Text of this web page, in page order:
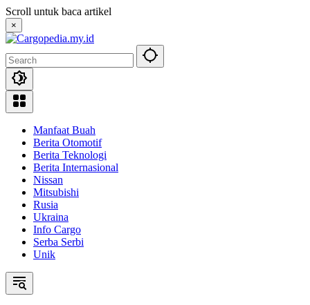
Skip
to
content
Scroll untuk baca artikel
×
Manfaat Buah
Berita Otomotif
Berita Teknologi
Berita Internasional
Nissan
Mitsubishi
Rusia
Ukraina
Info Cargo
Serba Serbi
Unik